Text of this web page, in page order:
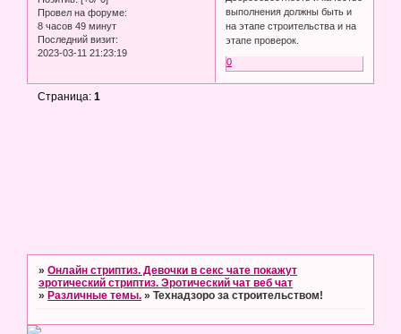
Провел на форуме:
8 часов 49 минут
Последний визит:
2023-03-11 21:23:19
выполнения должны быть и
на этапе строительства и на
этапе проверок.
0
Страница:1
»Онлайн стриптиз. Девочки в секс чате покажут
эротический стриптиз. Эротический чат веб чат
»Различные темы. »Технадзоро за строительством!